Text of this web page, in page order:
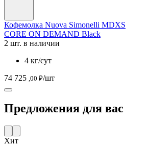
Кофемолка Nuova Simonelli MDXS
CORE ON DEMAND Black
2 шт. в наличии
4 кг/сут
74 725 ,00 ₽/шт
Предложения для вас
Хит